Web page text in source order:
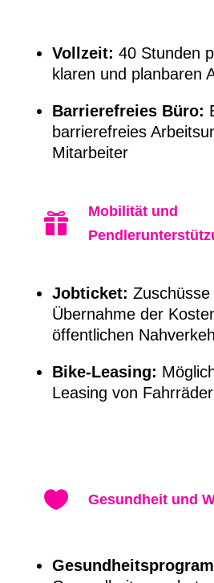
Vollzeit: 40 Stunden
klaren und planbaren
Barrierefreies Büro:
barrierefreies
Mitarbeiter

Mobilität und
Jobticket: Zuschüsse
Übernahme der
öffentlichen
Bike-Leasing:
Leasing von
 Gesundheit und